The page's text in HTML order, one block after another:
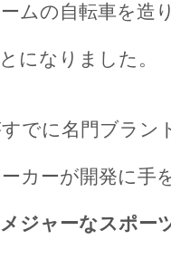
ムの自転車を造
になりました。
でに名門ブラン
カーが開発に手
ジャーなスポー